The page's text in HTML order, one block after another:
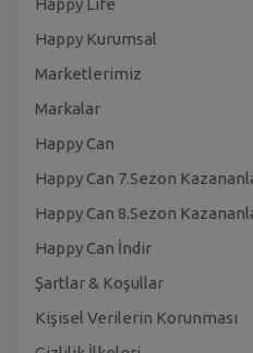
Happy Life
Happy Kurumsal
Marketlerimiz
Markalar
Happy Can
Happy Can 7.Sezon
Happy Can 8.Sezon
Happy Can İndir
Şartlar & Koşullar
Kişisel Verilerin Korunması